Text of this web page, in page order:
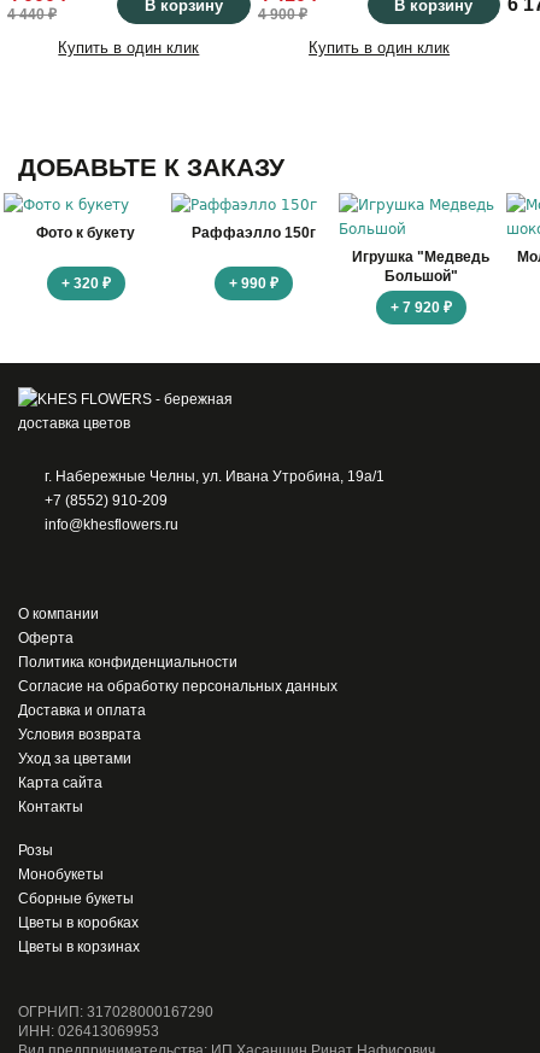
4 440 ₽ В корзину
Купить в один клик
4 900 ₽ В корзину
Купить в один клик
6
ДОБАВЬТЕ К ЗАКАЗУ
Фото к букету
+ 320 ₽
Раффаэлло 150г
+ 990 ₽
Игрушка "Медведь
Большой"
+ 7 920 ₽
г. Набережные Челны, ул. Ивана Утробина, 19а/1
+7 (8552) 910-209
info@khesflowers.ru
О компании
Оферта
Политика конфиденциальности
Согласие на обработку персональных данных
Доставка и оплата
Условия возврата
Уход за цветами
Карта сайта
Контакты
Розы
Монобукеты
Сборные букеты
Цветы в коробках
Цветы в корзинах
ОГРНИП: 317028000167290
ИНН: 026413069953